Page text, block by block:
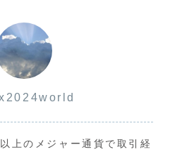
上のメジャー通貨で取引経